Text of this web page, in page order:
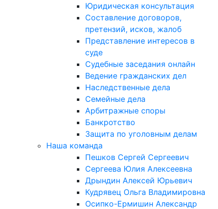
Юридическая консультация
Составление договоров,
претензий, исков, жалоб
Представление интересов в
суде
Судебные заседания онлайн
Ведение гражданских дел
Наследственные дела
Семейные дела
Арбитражные споры
Банкротство
Защита по уголовным делам
Наша команда
Пешков Сергей Сергеевич
Сергеева Юлия Алексеевна
Дрындин Алексей Юрьевич
Кудрявец Ольга Владимировна
Осипко-Ермишин Александр